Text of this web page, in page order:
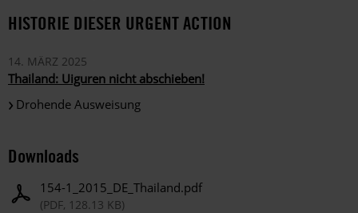
HISTORIE DIESER URGENT ACTION
14. MÄRZ 2025
Thailand: Uiguren nicht abschieben!
Drohende Ausweisung
Downloads
154-1_2015_DE_Thailand.pdf
(PDF, 128.13 KB)